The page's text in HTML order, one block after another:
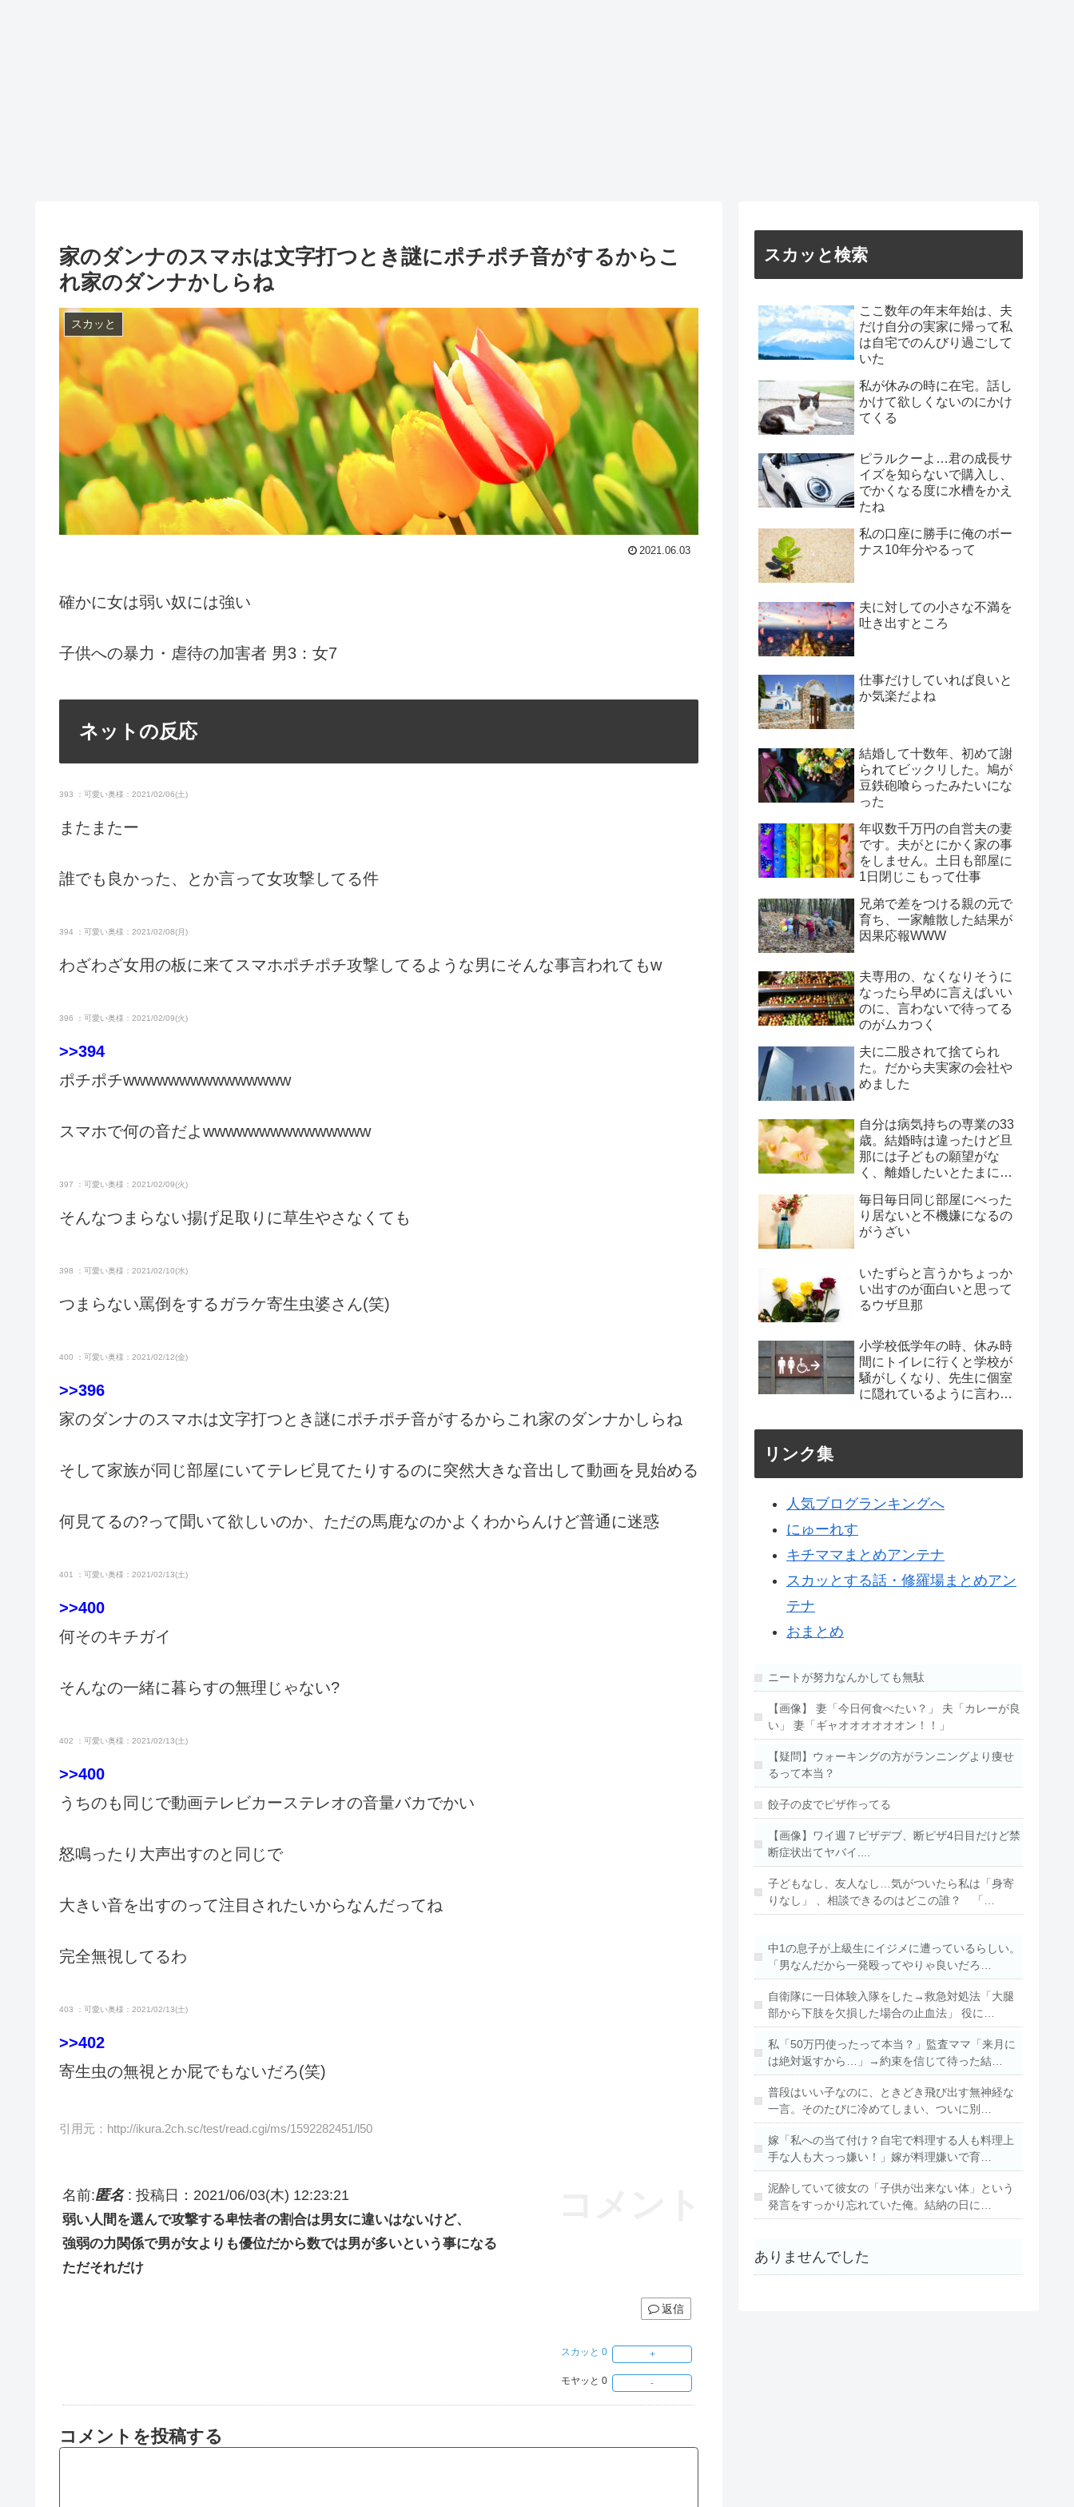
家のダンナのスマホは文字打つとき謎にポチポチ音がするからこ
れ家のダンナかしらね
スカッと
2021.06.03
確かに女は弱い奴には強い
子供への暴力・虐待の加害者 男3：女7
ネットの反応
393 ：可愛い奥様：2021/02/06(土)
またまたー
誰でも良かった、とか言って女攻撃してる件
394 ：可愛い奥様：2021/02/08(月)
わざわざ女用の板に来てスマホポチポチ攻撃してるような男にそんな事言われてもw
396 ：可愛い奥様：2021/02/09(火)
>>394
ポチポチwwwwwwwwwwwwwww
スマホで何の音だよwwwwwwwwwwwwwww
397 ：可愛い奥様：2021/02/09(火)
そんなつまらない揚げ足取りに草生やさなくても
398 ：可愛い奥様：2021/02/10(水)
つまらない罵倒をするガラケ寄生虫婆さん(笑)
400 ：可愛い奥様：2021/02/12(金)
>>396
家のダンナのスマホは文字打つとき謎にポチポチ音がするからこれ家のダンナかしらね
そして家族が同じ部屋にいてテレビ見てたりするのに突然大きな音出して動画を見始める
何見てるの?って聞いて欲しいのか、ただの馬鹿なのかよくわからんけど普通に迷惑
401 ：可愛い奥様：2021/02/13(土)
>>400
何そのキチガイ
そんなの一緒に暮らすの無理じゃない?
402 ：可愛い奥様：2021/02/13(土)
>>400
うちのも同じで動画テレビカーステレオの音量バカでかい
怒鳴ったり大声出すのと同じで
大きい音を出すのって注目されたいからなんだってね
完全無視してるわ
403 ：可愛い奥様：2021/02/13(土)
>>402
寄生虫の無視とか屁でもないだろ(笑)
引用元： http://ikura.2ch.sc/test/read.cgi/ms/1592282451/l50
名前:匿名: 投稿日：2021/06/03(木) 12:23:21
弱い人間を選んで攻撃する卑怯者の割合は男女に違いはないけど、
強弱の力関係で男が女よりも優位だから数では男が多いという事になる
ただそれだけ
返信
スカッと0
モヤッと0
コメントを投稿する
スカッと検索
ここ数年の年末年始は、夫
だけ自分の実家に帰って私
は自宅でのんびり過ごして
いた
私が休みの時に在宅。話し
かけて欲しくないのにかけ
てくる
ピラルクーよ…君の成長サ
イズを知らないで購入し、
でかくなる度に水槽をかえ
たね
私の口座に勝手に俺のボー
ナス10年分やるって
夫に対しての小さな不満を
吐き出すところ
仕事だけしていれば良いと
か気楽だよね
結婚して十数年、初めて謝
られてビックリした。鳩が
豆鉄砲喰らったみたいにな
った
年収数千万円の自営夫の妻
です。夫がとにかく家の事
をしません。土日も部屋に
1日閉じこもって仕事
兄弟で差をつける親の元で
育ち、一家離散した結果が
因果応報WWW
夫専用の、なくなりそうに
なったら早めに言えばいい
のに、言わないで待ってる
のがムカつく
夫に二股されて捨てられ
た。だから夫実家の会社や
めました
自分は病気持ちの専業の33
歳。結婚時は違ったけど旦
那には子どもの願望がな
く、離婚したいとたまに言
してる
毎日毎日同じ部屋にべった
り居ないと不機嫌になるの
がうざい
いたずらと言うかちょっか
い出すのが面白いと思って
るウザ旦那
小学校低学年の時、休み時
間にトイレに行くと学校が
騒がしくなり、先生に個室
に隠れているように言われ
リンク集
人気ブログランキングへ
にゅーれす
キチママまとめアンテナ
スカッとする話・修羅場まとめアン
テナ
おまとめ
ニートが努力なんかしても無駄
【画像】 妻「今日何食べたい？」 夫「カレーが良
い」 妻「ギャオオオオオオン！！」
【疑問】ウォーキングの方がランニングより痩せ
るって本当？
餃子の皮でピザ作ってる
【画像】ワイ週７ピザデブ、断ピザ4日目だけど禁
断症状出てヤバイ....
子どもなし、友人なし…気がついたら私は「身寄
りなし」 、相談できるのはどこの誰？ 「…
中1の息子が上級生にイジメに遭っているらしい。
「男なんだから一発殴ってやりゃ良いだろ…
自衛隊に一日体験入隊をした→救急対処法「大腿
部から下肢を欠損した場合の止血法」 役に…
私「50万円使ったって本当？」監査ママ「来月に
は絶対返すから…」→約束を信じて待った結…
普段はいい子なのに、ときどき飛び出す無神経な
一言。そのたびに冷めてしまい、ついに別…
嫁「私への当て付け？自宅で料理する人も料理上
手な人も大っっ嫌い！」嫁が料理嫌いで育…
泥酔していて彼女の「子供が出来ない体」という
発言をすっかり忘れていた俺。結納の日に…
ありませんでした